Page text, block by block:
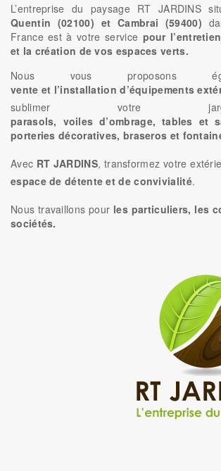
L’entreprise du paysage RT JARDINS
Quentin (02100) et Cambrai (59400)
France est à votre service pour
et la création de vos espaces verts.
Nous vous proposons
vente et l’installation d’équipements
sublimer votre
parasols, voiles d’ombrage, tables et
porteries décoratives, braseros et
Avec RT JARDINS, transformez votre
espace de détente et de convivialité.
Nous travaillons pour les particuliers, les
sociétés.